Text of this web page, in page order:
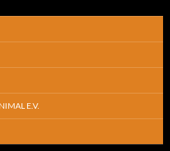
E.V.